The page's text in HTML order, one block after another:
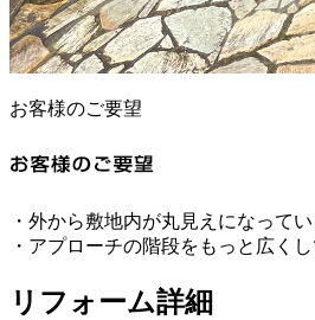
お客様のご要望
・外から敷地内が丸見えになって
・アプローチの階段をもっと広く
リフォーム詳細